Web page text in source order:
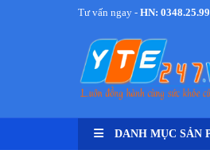
Tư vấn ngay - HN:
DANH MỤC SẢN